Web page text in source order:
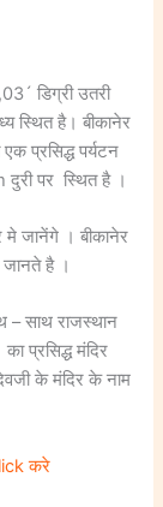
डिग्री उतरी
स्थित है। बीकानेर
प्रसिद्ध पर्यटन
पर स्थित है ।
जानेंगे । बीकानेर
जानते है ।
– साथ राजस्थान
प्रसिद्ध मंदिर
के मंदिर के नाम
करे